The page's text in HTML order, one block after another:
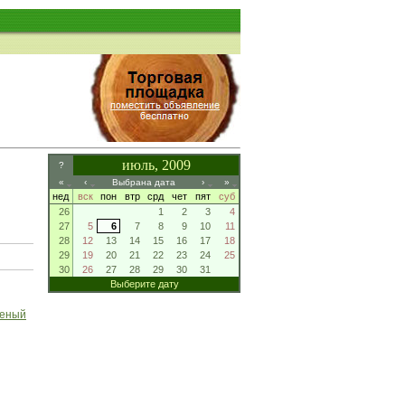
? июль, 2009
« ‹ Выбрана дата › »
нед вск пон втр срд чет пят
суб
26
1 2 3
4
27
5 6 7 8 9 10
11
28
12 13 14 15 16 17
18
29
19 20 21 22 23 24
25
30
26 27 28 29 30
31
Выберите дату